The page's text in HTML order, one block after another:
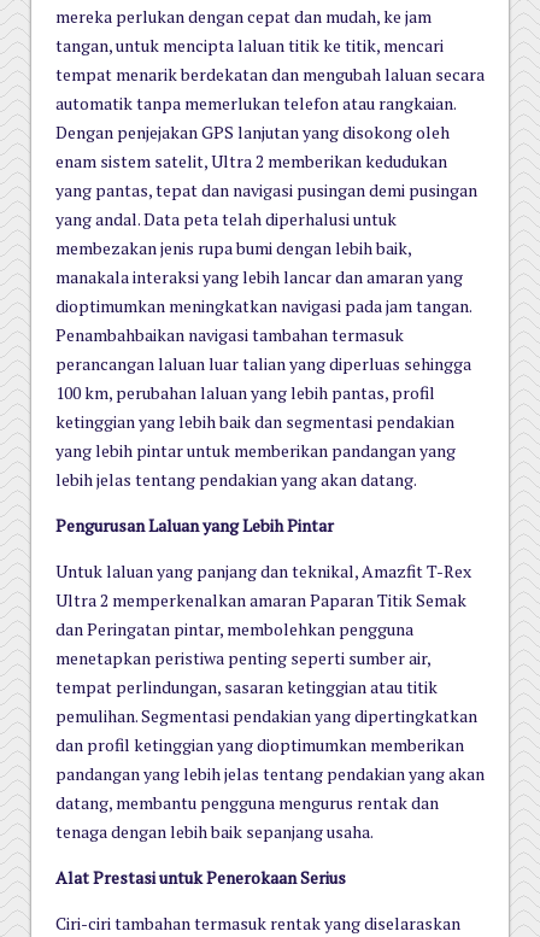
mereka perlukan dengan cepat dan mudah, ke jam
tangan, untuk mencipta laluan titik ke titik, mencari
tempat menarik berdekatan dan mengubah laluan secara
automatik tanpa memerlukan telefon atau rangkaian.
Dengan penjejakan GPS lanjutan yang disokong oleh
enam sistem satelit, Ultra 2 memberikan kedudukan
yang pantas, tepat dan navigasi pusingan demi pusingan
yang andal. Data peta telah diperhalusi untuk
membezakan jenis rupa bumi dengan lebih baik,
manakala interaksi yang lebih lancar dan amaran yang
dioptimumkan meningkatkan navigasi pada jam tangan.
Penambahbaikan navigasi tambahan termasuk
perancangan laluan luar talian yang diperluas sehingga
100 km, perubahan laluan yang lebih pantas, profil
ketinggian yang lebih baik dan segmentasi pendakian
yang lebih pintar untuk memberikan pandangan yang
lebih jelas tentang pendakian yang akan datang.
Pengurusan Laluan yang Lebih Pintar
Untuk laluan yang panjang dan teknikal, Amazfit T-Rex
Ultra 2 memperkenalkan amaran Paparan Titik Semak
dan Peringatan pintar, membolehkan pengguna
menetapkan peristiwa penting seperti sumber air,
tempat perlindungan, sasaran ketinggian atau titik
pemulihan. Segmentasi pendakian yang dipertingkatkan
dan profil ketinggian yang dioptimumkan memberikan
pandangan yang lebih jelas tentang pendakian yang akan
datang, membantu pengguna mengurus rentak dan
tenaga dengan lebih baik sepanjang usaha.
Alat Prestasi untuk Penerokaan Serius
Ciri-ciri tambahan termasuk rentak yang diselaraskan